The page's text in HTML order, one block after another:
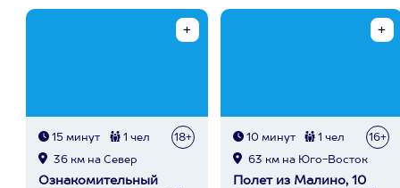
15 минут 1 чел 18+
36 км на Север
Ознакомительный
10 минут 1 чел 16+
63 км на Юго-Восток
Полет из Малино, 10